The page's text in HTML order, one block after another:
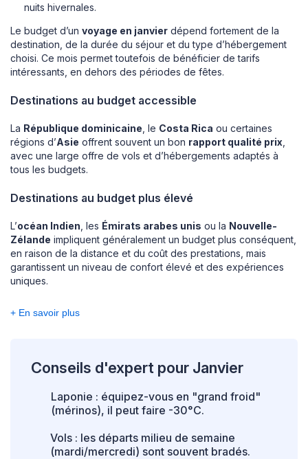
nuits hivernales.
Le budget d’un voyage en janvier dépend fortement de la
destination, de la durée du séjour et du type d’hébergement
choisi. Ce mois permet toutefois de bénéficier de tarifs
intéressants, en dehors des périodes de fêtes.
Destinations au budget accessible
La République dominicaine , le Costa Rica ou certaines
régions d’Asie offrent souvent un bon rapport qualité prix
avec une large offre de vols et d’hébergements adaptés à
tous les budgets.
Destinations au budget plus élevé
L’océan Indien , les Émirats arabes unis ou la Nouvelle-
Zélande impliquent généralement un budget plus conséquent,
en raison de la distance et du coût des prestations, mais
garantissent un niveau de confort élevé et des expériences
uniques.
+ En savoir plus
Conseils d'expert pour Janvier
Laponie : équipez-vous en "grand froid"
(mérinos), il peut faire -30°C.
Vols : les départs milieu de semaine
(mardi/mercredi) sont souvent bradés.